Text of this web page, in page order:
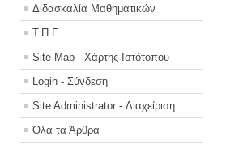
Διδασκαλία Μαθηματικών
Τ.Π.Ε.
Site Map - Χάρτης Ιστότοπου
Login - Σύνδεση
Site Administrator - Διαχείριση
Όλα τα Άρθρα